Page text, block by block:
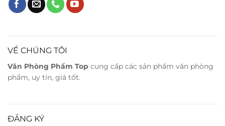
VỀ CHÚNG TÔI
Văn Phòng Phẩm Top cung cấp các sản phẩm văn phòng
phẩm, uy tín, giá tốt.
ĐĂNG KÝ